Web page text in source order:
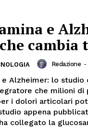
e
cambia
Redazione -
e Alzheimer: lo
che milioni di
i dolori articolari
appena
collegato la